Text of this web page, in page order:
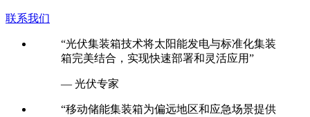
联系我们
“光伏集装箱技术将太阳能发电与标准化集装
箱完美结合，实现快速部署和灵活应用”
— 光伏专家
“移动储能集装箱为偏远地区和应急场景提供